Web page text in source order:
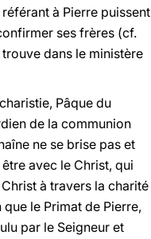
à Pierre puissent
ses frères (cf.
dans le ministère
Pâque du
de la communion
ne se brise pas et
avec le Christ, qui
à travers la charité
le Primat de Pierre,
par le Seigneur et